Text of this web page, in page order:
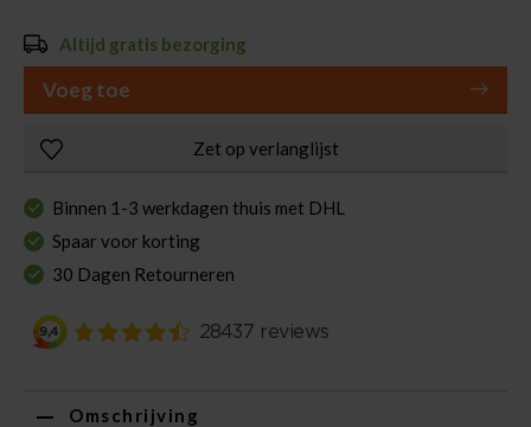
Altijd gratis bezorging
Voeg toe
Zet op verlanglijst
Binnen 1-3 werkdagen thuis met DHL
Spaar voor korting
30 Dagen Retourneren
Omschrijving